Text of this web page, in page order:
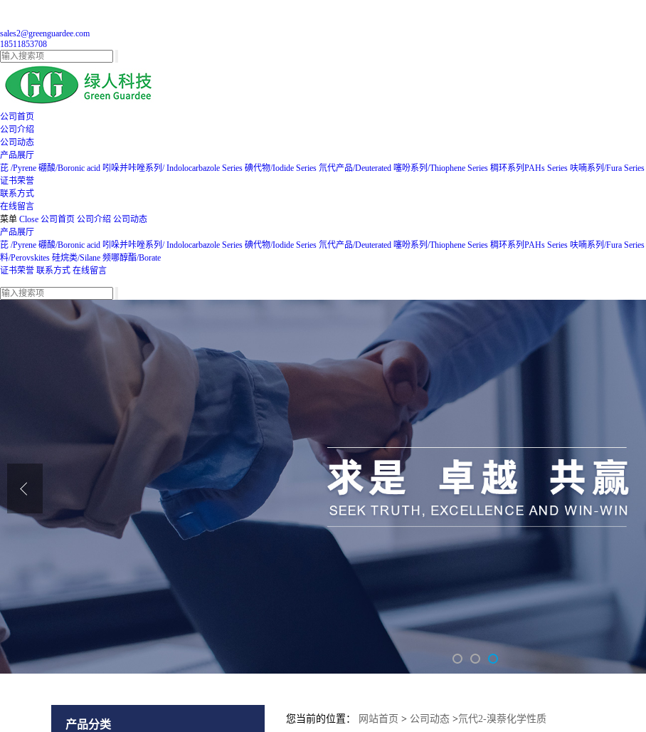
sales2@greenguardee.com
18511853708
公司首页
公司介绍
公司动态
产品展厅
芘 /Pyrene 硼酸/Boronic acid 吲哚并咔唑系列/ Indolocarbazole Series 碘代物/Iodide Series 氘代产品/Deuterated 噻吩系列/Thiophene Series 稠环系列PAHs Series 呋喃系列/Fura Series
证书荣誉
联系方式
在线留言
菜单 Close 公司首页 公司介绍 公司动态
产品展厅
芘 /Pyrene 硼酸/Boronic acid 吲哚并咔唑系列/ Indolocarbazole Series 碘代物/Iodide Series 氘代产品/Deuterated 噻吩系列/Thiophene Series 稠环系列PAHs Series 呋喃系列/Fura Series
料/Perovskites 硅烷类/Silane 频哪醇酯/Borate
证书荣誉 联系方式 在线留言
产品分类 您当前的位置： 网站首页 > 公司动态 >氘代2-溴萘化学性质